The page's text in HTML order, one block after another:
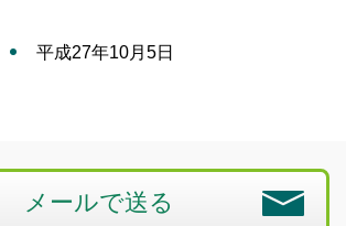
平成27年10月5日
メールで送る